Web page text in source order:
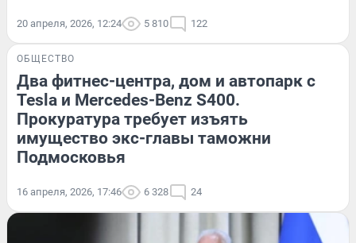
20 апреля, 2026, 12:24 5 810 122
ОБЩЕСТВО
Два фитнес-центра, дом и автопарк с
Tesla и Mercedes-Benz S400.
Прокуратура требует изъять
имущество экс-главы таможни
Подмосковья
16 апреля, 2026, 17:46 6 328 24